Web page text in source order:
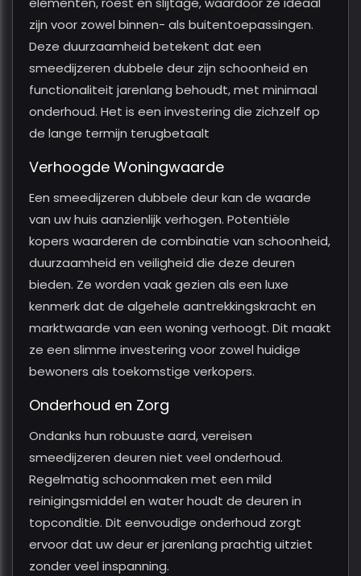
zijn voor zowel binnen- als buitentoepassingen.
Deze duurzaamheid betekent dat een
smeedijzeren dubbele deur zijn schoonheid en
functionaliteit jarenlang behoudt, met minimaal
onderhoud. Het is een investering die zichzelf op
de lange termijn terugbetaalt
Verhoogde Woningwaarde
Een smeedijzeren dubbele deur kan de waarde
van uw huis aanzienlijk verhogen. Potentiële
kopers waarderen de combinatie van schoonheid,
duurzaamheid en veiligheid die deze deuren
bieden. Ze worden vaak gezien als een luxe
kenmerk dat de algehele aantrekkingskracht en
marktwaarde van een woning verhoogt. Dit maakt
ze een slimme investering voor zowel huidige
bewoners als toekomstige verkopers.
Onderhoud en Zorg
Ondanks hun robuuste aard, vereisen
smeedijzeren deuren niet veel onderhoud.
Regelmatig schoonmaken met een mild
reinigingsmiddel en water houdt de deuren in
topconditie. Dit eenvoudige onderhoud zorgt
ervoor dat uw deur er jarenlang prachtig uitziet
zonder veel inspanning.